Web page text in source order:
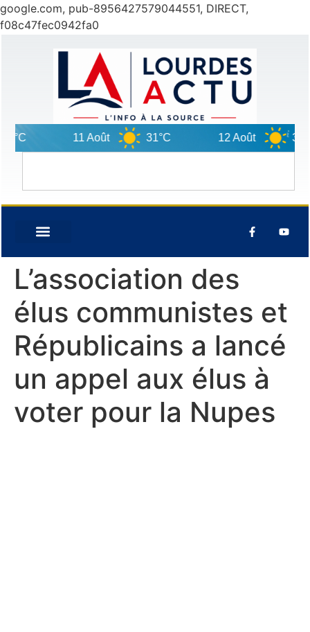
google.com, pub-8956427579044551, DIRECT,
f08c47fec0942fa0
11 Août 31°C 12 Août 33°C
L’association des
élus communistes et
Républicains a lancé
un appel aux élus à
voter pour la Nupes